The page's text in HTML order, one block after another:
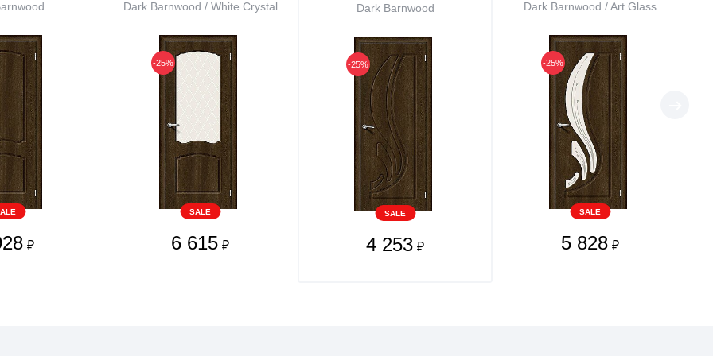
₽
Dark Barnwood / White Сrystal
-25%
SALE
6 615 ₽
Dark Barnwood
-25%
SALE
4 253 ₽
Dark Barnwood / Art Glass
-25%
SALE
5 828 ₽